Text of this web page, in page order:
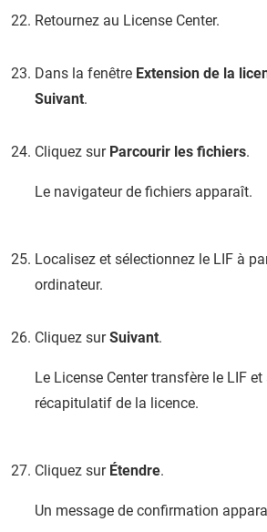
Retournez au License Center.
Dans la fenêtre Extension de la
Suivant.
Cliquez sur Parcourir les fichiers.
Le navigateur de fichiers apparaît.
Localisez et sélectionnez le LIF à
ordinateur.
Cliquez surSuivant.
Le License Center transfère le LIF
récapitulatif de la licence.
Cliquez sur Étendre.
Un message de confirmation